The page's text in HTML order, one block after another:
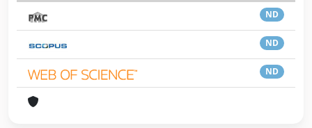
ND
ND
ND